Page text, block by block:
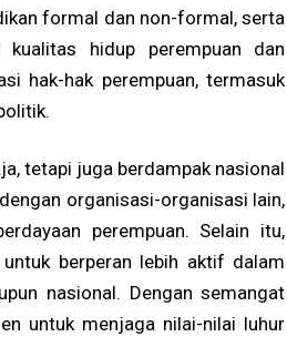
formal dan non-formal, serta
kualitas hidup perempuan dan
hak-hak perempuan, termasuk
tetapi juga berdampak nasional
organisasi-organisasi lain,
perempuan. Selain itu,
berperan lebih aktif dalam
nasional. Dengan semangat
untuk menjaga nilai-nilai luhur